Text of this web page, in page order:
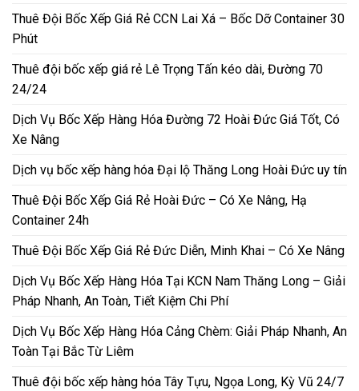
Thuê Đội Bốc Xếp Giá Rẻ CCN Lai Xá – Bốc Dỡ Container 30
Phút
Thuê đội bốc xếp giá rẻ Lê Trọng Tấn kéo dài, Đường 70
24/24
Dịch Vụ Bốc Xếp Hàng Hóa Đường 72 Hoài Đức Giá Tốt, Có
Xe Nâng
Dịch vụ bốc xếp hàng hóa Đại lộ Thăng Long Hoài Đức uy tín
Thuê Đội Bốc Xếp Giá Rẻ Hoài Đức – Có Xe Nâng, Hạ
Container 24h
Thuê Đội Bốc Xếp Giá Rẻ Đức Diễn, Minh Khai – Có Xe Nâng
Dịch Vụ Bốc Xếp Hàng Hóa Tại KCN Nam Thăng Long – Giải
Pháp Nhanh, An Toàn, Tiết Kiệm Chi Phí
Dịch Vụ Bốc Xếp Hàng Hóa Cảng Chèm: Giải Pháp Nhanh, An
Toàn Tại Bắc Từ Liêm
Thuê đội bốc xếp hàng hóa Tây Tựu, Ngọa Long, Kỳ Vũ 24/7